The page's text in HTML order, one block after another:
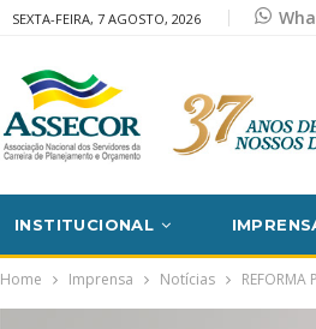
SEXTA-FEIRA, 7 AGOSTO, 2026
INSTITUCIONAL
Home Imprensa Notícias